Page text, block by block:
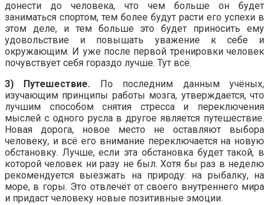
донести до человека, что чем больше он будет
заниматься спортом, тем более будут расти его успехи в
этом деле, и тем больше это будет приносить ему
удовольствие и повышать уважение к себе и
окружающим. И уже после первой тренировки человек
почувствует себя гораздо лучше. Тут всё.
3) Путешествие. По последним данным учёных,
изучающим принципы работы мозга, утверждается, что
лучшим способом снятия стресса и переключения
мыслей с одного русла в другое является путешествие.
Новая дорога, новое место не оставляют выбора
человеку, и всё его внимание переключается на новую
обстановку. Лучше, если эта обстановка будет такой, в
которой человек ни разу не был. Хотя бы раз в неделю
рекомендуется выезжать на природу: на рыбалку, на
море, в горы. Это отвлечёт от своего внутреннего мира
и придаст человеку новые позитивные эмоции.